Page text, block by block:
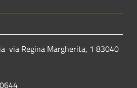
via Regina Margherita, 1 83040